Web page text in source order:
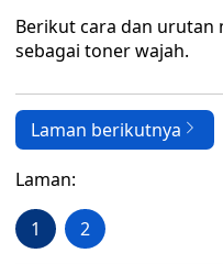
Berikut cara dan urutan
sebagai toner wajah.
Laman berikutnya
Laman:
1 2